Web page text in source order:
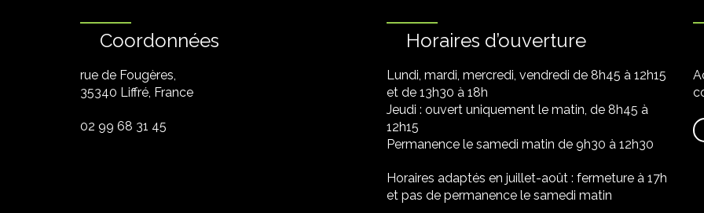
Coordonnées
rue de Fougères,
35340 Liffré, France
02 99 68 31 45
Horaires d’ouverture
Lundi, mardi, mercredi, vendredi de 8h45 à 12h15
et de 13h30 à 18h
Jeudi : ouvert uniquement le matin, de 8h45 à
12h15
Permanence le samedi matin de 9h30 à 12h30
Horaires adaptés en juillet-août : fermeture à 17h
et pas de permanence le samedi matin